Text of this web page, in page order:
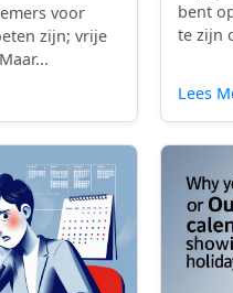
voor
zijn; vrije
bent
te zijn
Lees